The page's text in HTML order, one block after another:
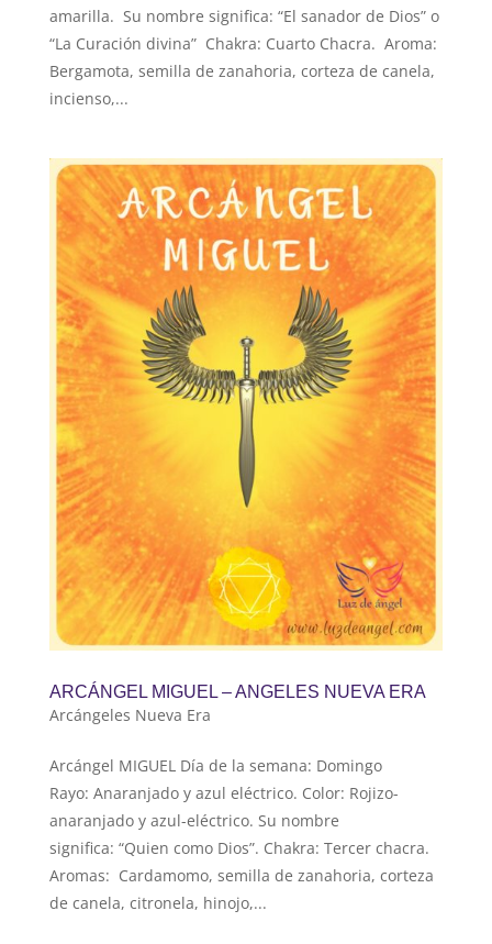
amarilla. Su nombre significa: “El sanador de Dios” o
“La Curación divina” Chakra: Cuarto Chacra. Aroma:
Bergamota, semilla de zanahoria, corteza de canela,
incienso,...
ARCÁNGEL MIGUEL – ANGELES NUEVA ERA
Arcángeles Nueva Era
Arcángel MIGUEL Día de la semana: Domingo
Rayo: Anaranjado y azul eléctrico. Color: Rojizo-
anaranjado y azul-eléctrico. Su nombre
significa: “Quien como Dios”. Chakra: Tercer chacra.
Aromas: Cardamomo, semilla de zanahoria, corteza
de canela, citronela, hinojo,...